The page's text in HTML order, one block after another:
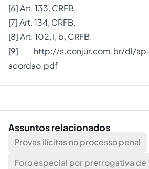
[6]Art. 133, CRFB.
[7]Art. 134, CRFB.
[8]Art. 102, I, b, CRFB.
[9] http://s.conjur.com.br/dl/
acordao.pdf
Assuntos relacionados
Provas ilícitas no processo penal
Foro especial por prerrogativa de